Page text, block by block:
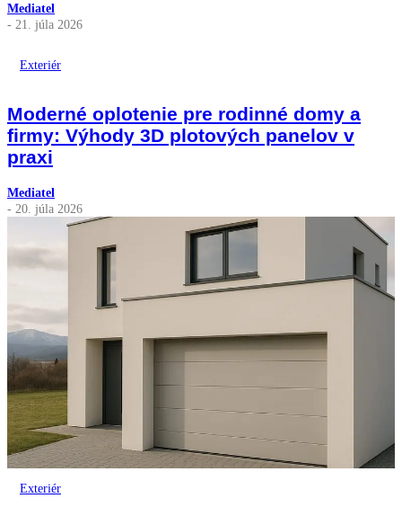
Mediatel
- 21. júla 2026
Exteriér
Moderné oplotenie pre rodinné domy a
firmy: Výhody 3D plotových panelov v
praxi
Mediatel
- 20. júla 2026
Exteriér